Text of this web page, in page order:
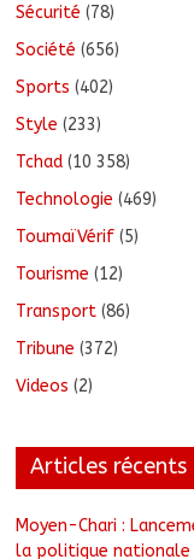
Sécurité (78)
Société (656)
Sports (402)
Style (233)
Tchad (10 358)
Technologie (469)
ToumaïVérif (5)
Tourisme (12)
Transport (86)
Tribune (372)
Videos (2)
Articles récents
Moyen-Chari :
la politique nationale